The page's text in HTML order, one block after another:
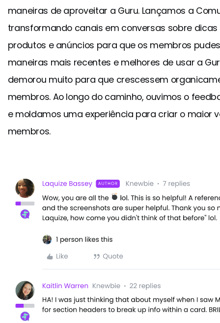
maneiras de aproveitar a Guru. Lançamos a
transformando canais em conversas sobre
produtos e anúncios para que os membros
maneiras mais recentes e melhores de usar a
demorou muito para que crescessem
membros. Ao longo do caminho, ouvimos o
e moldamos uma experiência para criar o maior
membros.